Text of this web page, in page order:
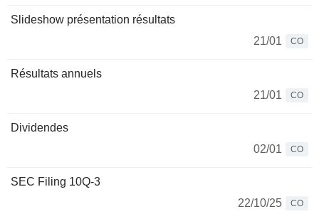
Slideshow présentation résultats
21/01
CO
Résultats annuels
21/01
CO
Dividendes
02/01
CO
SEC Filing 10Q-3
22/10/25
CO